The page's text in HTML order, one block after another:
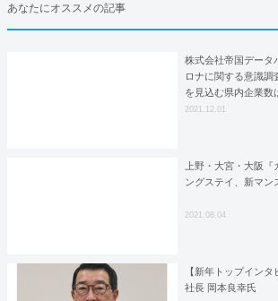
あなたにオススメの記事
株式会社帝国データ
ロナに関する意識調
を見込む県内企業数
低水準に
2021.12.01
上野・大宮・大阪
ングステイ、新マン
2021.08.04
【新年トップイン
社長 岡本良幸氏